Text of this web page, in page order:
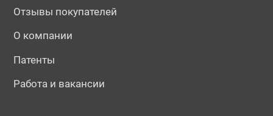
Отзывы покупателей
О компании
Патенты
Работа и вакансии